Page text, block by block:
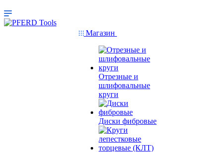
Магазин
Отрезные и
шлифовальные
круги
Диски фибровые